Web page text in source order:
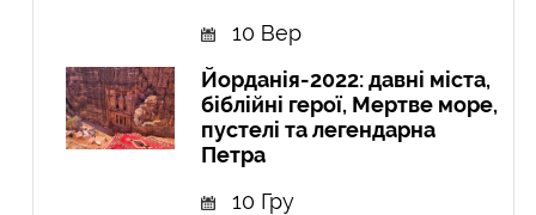
10 Вер
Йорданія-2022: давні міста,
біблійні герої, Мертве море,
пустелі та легендарна
Петра
10 Гру